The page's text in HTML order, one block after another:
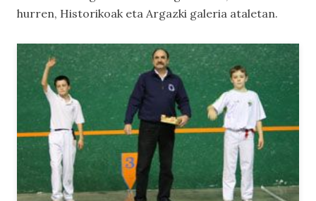
hurren, Historikoak eta Argazki galeria ataletan.